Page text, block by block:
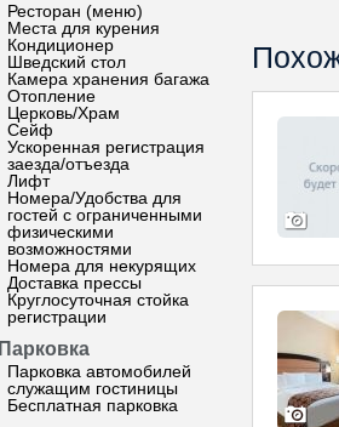
Ресторан (меню)
Места для курения
Кондиционер
Шведский стол
Камера хранения багажа
Отопление
Церковь/Храм
Сейф
Ускоренная регистрация
заезда/отъезда
Лифт
Номера/Удобства для
гостей с ограниченными
физическими
возможностями
Номера для некурящих
Доставка прессы
Круглосуточная стойка
регистрации
Парковка
Парковка автомобилей
служащим гостиницы
Бесплатная парковка